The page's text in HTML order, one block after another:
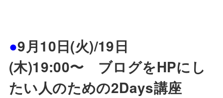
●9月10日(火)/19日
(木)19:00〜 ブログをHPにし
たい人のための2Days講座